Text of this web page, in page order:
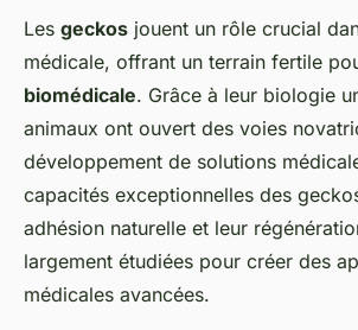
Les geckos jouent un rôle crucial
médicale, offrant un terrain fertile
biomédicale. Grâce à leur biologie
animaux ont ouvert des voies
développement de solutions
capacités exceptionnelles des
adhésion naturelle et leur
largement étudiées pour créer des
médicales avancées.